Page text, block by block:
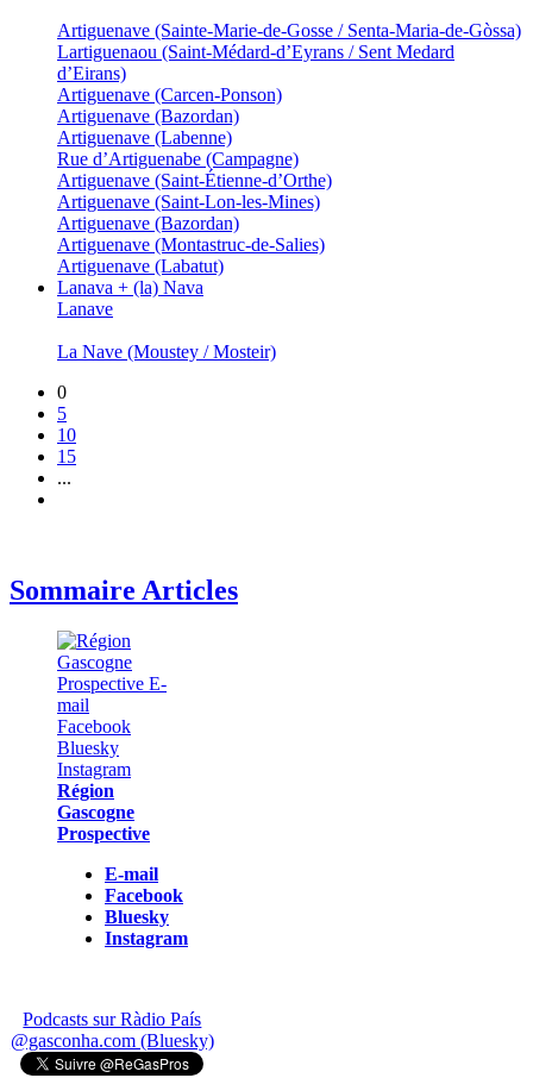
Artiguenave (Sainte-Marie-de-Gosse / Senta-Maria-de-Gòssa)
Lartiguenaou (Saint-Médard-d’Eyrans / Sent Medard
d’Eirans)
Artiguenave (Carcen-Ponson)
Artiguenave (Bazordan)
Artiguenave (Labenne)
Rue d’Artiguenabe (Campagne)
Artiguenave (Saint-Étienne-d’Orthe)
Artiguenave (Saint-Lon-les-Mines)
Artiguenave (Bazordan)
Artiguenave (Montastruc-de-Salies)
Artiguenave (Labatut)
Lanava + (la) Nava
Lanave
La Nave (Moustey / Mosteir)
0
5
10
15
...
Sommaire Articles
Région
Gascogne
Prospective
E-mail
Facebook
Bluesky
Instagram
Podcasts sur Ràdio País
@gasconha.com (Bluesky)